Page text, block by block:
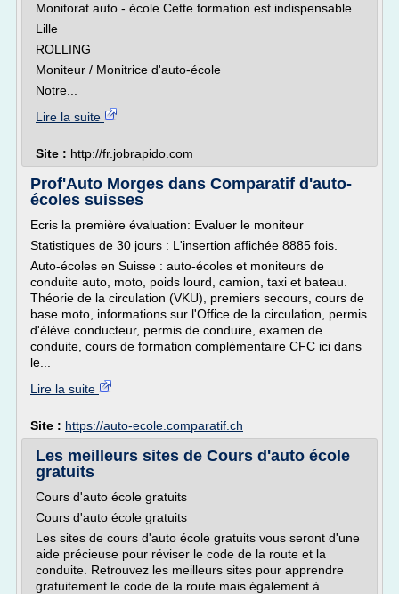
Monitorat auto - école Cette formation est indispensable...
Lille
ROLLING
Moniteur / Monitrice d'auto-école
Notre...
Lire la suite
Site : http://fr.jobrapido.com
Prof'Auto Morges dans Comparatif d'auto-
écoles suisses
Ecris la première évaluation: Evaluer le moniteur
Statistiques de 30 jours : L'insertion affichée 8885 fois.
Auto-écoles en Suisse : auto-écoles et moniteurs de
conduite auto, moto, poids lourd, camion, taxi et bateau.
Théorie de la circulation (VKU), premiers secours, cours de
base moto, informations sur l'Office de la circulation, permis
d'élève conducteur, permis de conduire, examen de
conduite, cours de formation complémentaire CFC ici dans
le...
Lire la suite
Site : https://auto-ecole.comparatif.ch
Les meilleurs sites de Cours d'auto école
gratuits
Cours d'auto école gratuits
Cours d'auto école gratuits
Les sites de cours d'auto école gratuits vous seront d'une
aide précieuse pour réviser le code de la route et la
conduite. Retrouvez les meilleurs sites pour apprendre
gratuitement le code de la route mais également à